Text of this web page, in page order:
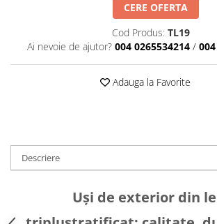
CERE OFERTA
Cod Produs: TL19
Ai nevoie de ajutor? 004 0265534214 /
Adauga la Favorite
Descriere
Uși de exterior din